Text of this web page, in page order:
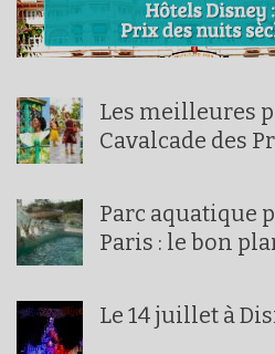
Les meilleures
Cavalcade des
Parc aquatique
Paris : le bon
Le 14 juillet à